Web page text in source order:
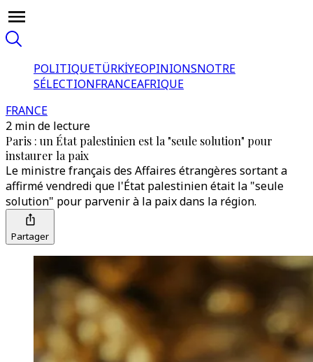
POLITIQUETÜRKİYEOPINIONSNOTRE
SÉLECTIONFRANCEAFRIQUE
FRANCE
2 min de lecture
Paris : un État palestinien est la "seule solution" pour
instaurer la paix
Le ministre français des Affaires étrangères sortant a
affirmé vendredi que l'État palestinien était la "seule
solution" pour parvenir à la paix dans la région.
Partager